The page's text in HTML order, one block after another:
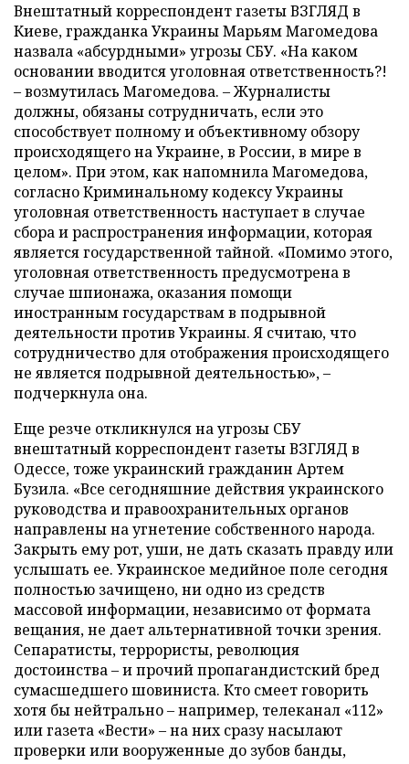
Внештатный корреспондент газеты ВЗГЛЯД в
Киеве, гражданка Украины Марьям Магомедова
назвала «абсурдными» угрозы СБУ. «На каком
основании вводится уголовная ответственность?!
– возмутилась Магомедова. – Журналисты
должны, обязаны сотрудничать, если это
способствует полному и объективному обзору
происходящего на Украине, в России, в мире в
целом». При этом, как напомнила Магомедова,
согласно Криминальному кодексу Украины
уголовная ответственность наступает в случае
сбора и распространения информации, которая
является государственной тайной. «Помимо этого,
уголовная ответственность предусмотрена в
случае шпионажа, оказания помощи
иностранным государствам в подрывной
деятельности против Украины. Я считаю, что
сотрудничество для отображения происходящего
не является подрывной деятельностью», –
подчеркнула она.
Еще резче откликнулся на угрозы СБУ
внештатный корреспондент газеты ВЗГЛЯД в
Одессе, тоже украинский гражданин Артем
Бузила. «Все сегодняшние действия украинского
руководства и правоохранительных органов
направлены на угнетение собственного народа.
Закрыть ему рот, уши, не дать сказать правду или
услышать ее. Украинское медийное поле сегодня
полностью зачищено, ни одно из средств
массовой информации, независимо от формата
вещания, не дает альтернативной точки зрения.
Сепаратисты, террористы, революция
достоинства – и прочий пропагандистский бред
сумасшедшего шовиниста. Кто смеет говорить
хотя бы нейтрально – например, телеканал «112»
или газета «Вести» – на них сразу насылают
проверки или вооруженные до зубов банды,